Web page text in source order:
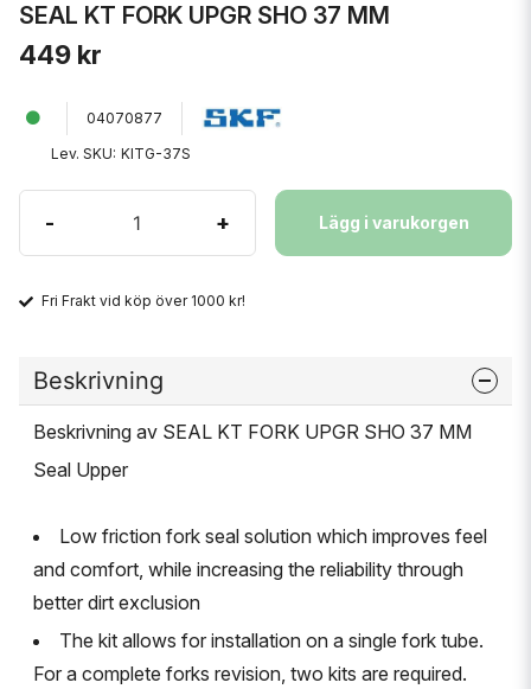
SEAL KT FORK UPGR SHO 37 MM
449 kr
04070877
Lev. SKU: KITG-37S
- + Lägg i varukorgen
Fri Frakt vid köp över 1000 kr!
Beskrivning
Beskrivning av SEAL KT FORK UPGR SHO 37 MM
Seal Upper
Low friction fork seal solution which improves feel
and comfort, while increasing the reliability through
better dirt exclusion
The kit allows for installation on a single fork tube.
For a complete forks revision, two kits are required.